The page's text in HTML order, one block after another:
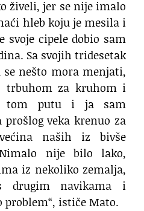
živeli, jer se nije imalo
hleb koju je mesila i
svoje cipele dobio sam
Sa svojih tridesetak
se nešto mora menjati,
trbuhom za kruhom i
tom putu i ja sam
prošlog veka krenuo za
naših iz bivše
nije bilo lako,
iz nekoliko zemalja,
navikama i
ističe Mato.